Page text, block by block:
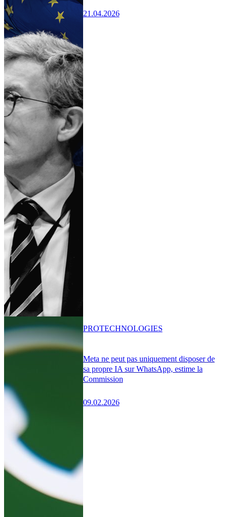
21.04.2026
Meta ne peut pas uniquement disposer de
sa propre IA sur WhatsApp, estime la
Commission
09.02.2026
PROTECHNOLOGIES